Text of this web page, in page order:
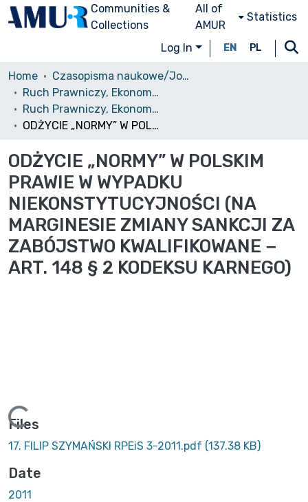
Communities &
Collections
All of
AMUR
Statistics
Log In EN PL
Home
Czasopisma naukowe/Journals
Ruch Prawniczy, Ekonomiczny i Socjologiczny
Ruch Prawniczy, Ekonomiczny i Socjologiczny, 2011, nr 3
ODŻYCIE „NORMY” W POLSKIM PRAWIE W WYPADKU NIEKONSTYTUCYJNOŚCI (NA MARGINESIE ZMIANY SANKCJI ZA ZABÓJSTWO KWALIFIKOWANE − ART. 148 § 2 KODEKSU KARNEGO)
ODŻYCIE „NORMY” W POLSKIM
PRAWIE W WYPADKU
NIEKONSTYTUCYJNOŚCI (NA
MARGINESIE ZMIANY SANKCJI ZA
ZABÓJSTWO KWALIFIKOWANE −
ART. 148 § 2 KODEKSU KARNEGO)
Files
17. FILIP SZYMAŃSKI RPEiS 3-2011.pdf (137.38 KB)
Date
2011